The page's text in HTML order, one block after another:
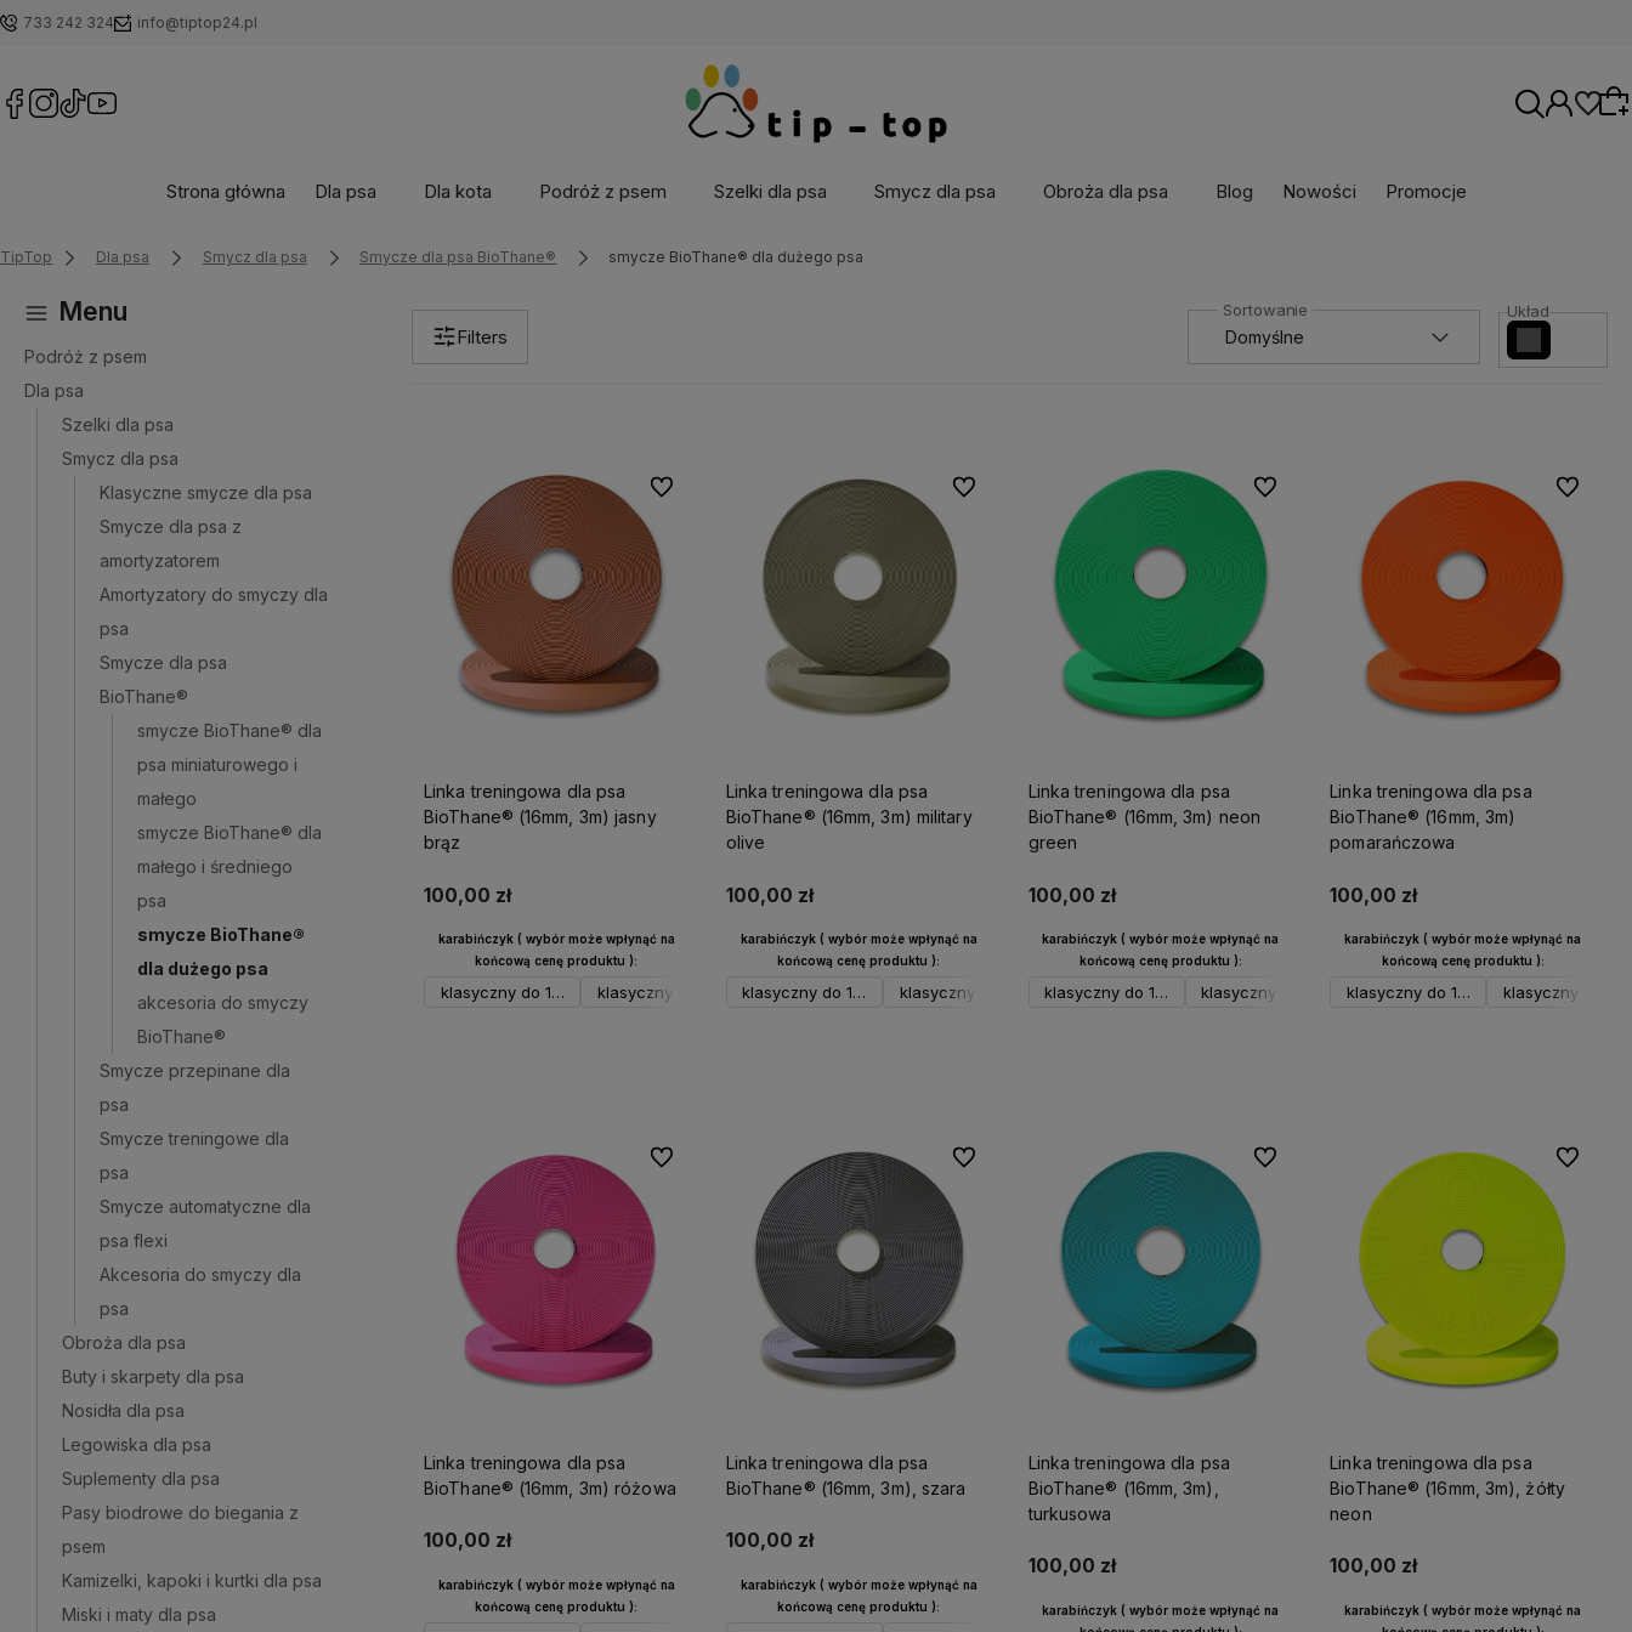
733 242 324 info@tiptop24.pl
oferty lub zaloguj się, aby przywrócić dodane
produkty do listy z poprzedniej sesji.
Strona główna Dla psa Dla kota Podróż z psem Szelki dla psa Smycz dla psa Obroża dla psa Blog Nowości Promocje
TipTop Dla psa Smycz dla psa Smycze dla psa BioThane® smycze BioThane® dla dużego psa
Menu
Podróż z psem
Dla psa
Szelki dla psa
Smycz dla psa
Klasyczne smycze dla psa
Smycze dla psa z
amortyzatorem
Amortyzatory do smyczy dla
psa
Smycze dla psa
BioThane®
smycze BioThane® dla
psa miniaturowego i
małego
smycze BioThane® dla
małego i średniego
psa
smycze BioThane®
dla dużego psa
akcesoria do smyczy
BioThane®
Smycze przepinane dla
psa
Smycze treningowe dla
psa
Smycze automatyczne dla
psa flexi
Akcesoria do smyczy dla
psa
Obroża dla psa
Buty i skarpety dla psa
Nosidła dla psa
Legowiska dla psa
Suplementy dla psa
Pasy biodrowe do biegania z
psem
Kamizelki, kapoki i kurtki dla psa
Miski i maty dla psa
Filters
Układ
Linka treningowa dla psa
BioThane® (16mm, 3m) jasny
brąz
100,00 zł
karabińczyk ( wybór może wpłynąć na
końcową cenę produktu ):
klasyczny do 17 kg srebrnyklasyczny do 17 kg czarnyklasyczny do 17 kg neospustowy do 23 kg srebrnyspustowy do 12 kg neospustowy do 12 kg czarnyklasyczny 23-26 kg czarnyklasyczny
Do ulubionych
Linka treningowa dla psa
BioThane® (16mm, 3m) military
olive
100,00 zł
karabińczyk ( wybór może wpłynąć na
końcową cenę produktu ):
klasyczny do 17 kg srebrnyklasyczny do 17 kg czarnyklasyczny do 17 kg neospustowy do 23 kg srebrnyspustowy do 12 kg neospustowy do
Do ulubionych
Linka treningowa dla psa
BioThane® (16mm, 3m) neon
green
100,00 zł
karabińczyk ( wybór może wpłynąć na
końcową cenę produktu ):
klasyczny do 17 kg srebrnyklasyczny do 17 kg czarnyklasyczny do 17 kg neospustowy do
Do ulubionych
Linka treningowa dla psa
BioThane® (16mm, 3m)
pomarańczowa
100,00 zł
karabińczyk ( wybór może wpłynąć na
końcową cenę produktu ):
klasyczny do 17 kg srebrnyklasyczny do 17
Do
Linka treningowa dla psa
BioThane® (16mm, 3m) różowa
100,00 zł
karabińczyk ( wybór może wpłynąć na
końcową cenę produktu ):
Do ulubionych
Linka treningowa dla psa
BioThane® (16mm, 3m), szara
100,00 zł
karabińczyk ( wybór może wpłynąć na
końcową cenę produktu ):
Do ulubionych
Linka treningowa dla psa
BioThane® (16mm, 3m),
turkusowa
100,00 zł
karabińczyk ( wybór może wpłynąć na
Do ulubionych
Linka treningowa dla psa
BioThane® (16mm, 3m), żółty
neon
100,00 zł
karabińczyk ( wybór może wpłynąć na
Do